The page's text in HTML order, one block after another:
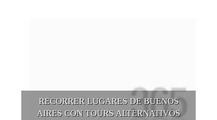
RECORRER LUGARES DE BUENOS
AIRES CON TOURS ALTERNATIVOS